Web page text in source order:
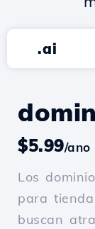
.ai
$5.99/ano
Los
para
buscan